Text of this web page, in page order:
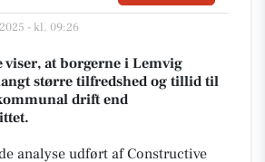
- kl. 09:26
viser, at borgerne i Lemvig
større tilfredshed og tillid til
drift end
analyse udført af Constructive